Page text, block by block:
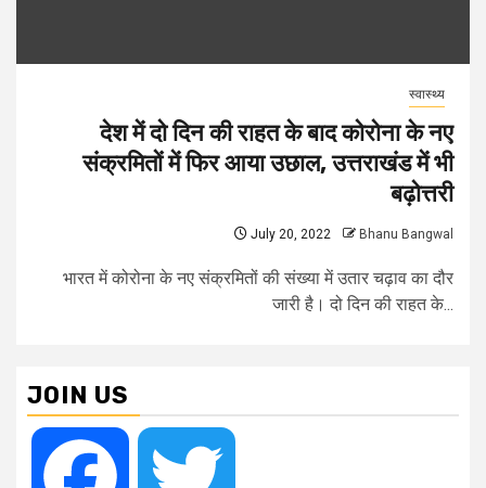
स्वास्थ्य
देश में दो दिन की राहत के बाद कोरोना के नए
संक्रमितों में फिर आया उछाल, उत्तराखंड में भी
बढ़ोत्तरी
July 20, 2022 Bhanu Bangwal
भारत में कोरोना के नए संक्रमितों की संख्या में उतार चढ़ाव का दौर
जारी है। दो दिन की राहत के...
JOIN US
Facebook